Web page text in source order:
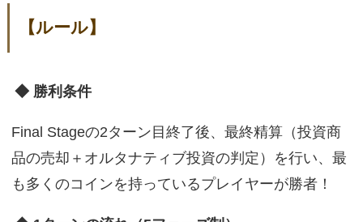
【ルール】
◆ 勝利条件
Final Stageの2ターン目終了後、最終精算（投資商
品の売却＋オルタナティブ投資の判定）を行い、最
も多くのコインを持っているプレイヤーが勝者！